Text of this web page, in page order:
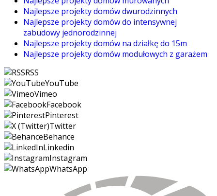
Najlepsze projekty domów dwurodzinnych
Najlepsze projekty domów do intensywnej
zabudowy jednorodzinnej
Najlepsze projekty domów na działkę do 15m
Najlepsze projekty domów modułowych z garażem
RSS
YouTube
Vimeo
Facebook
Pinterest
Twitter
Behance
Linkedin
Instagram
WhatsApp